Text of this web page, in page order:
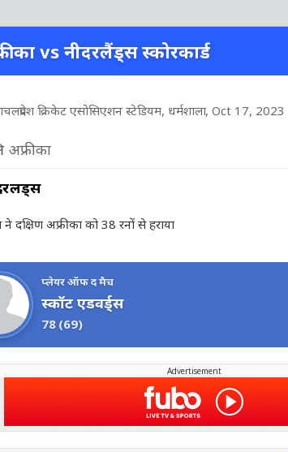
vs नीदरलैंड्स स्कोरकार्ड
क्रिकेट एसोसिएशन स्टेडियम, धर्मशाला, Oct 17, 2023
अफ्रीका
दक्षिण अफ्रीका को 38 रनों से हराया
प्लेयर ऑफ द मैच
स्कॉट एडवर्ड्स
78 (69)
Advertisement